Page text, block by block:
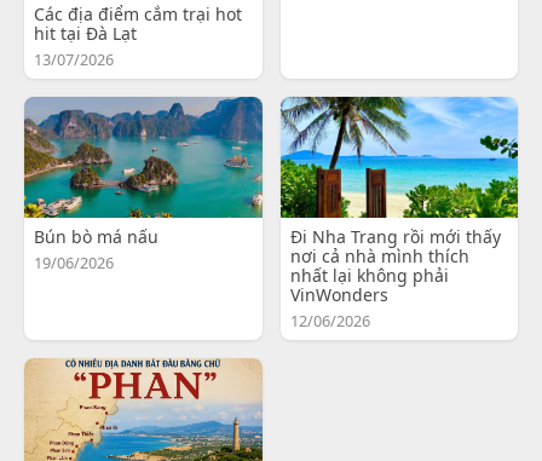
Các địa điểm cắm trại hot
hit tại Đà Lạt
13/07/2026
Bún bò má nấu
19/06/2026
Đi Nha Trang rồi mới thấy
nơi cả nhà mình thích
nhất lại không phải
VinWonders
12/06/2026